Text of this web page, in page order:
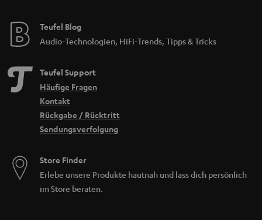
Teufel Blog
Audio-Technologien, HiFi-Trends, Tipps & Tricks
Teufel Support
Häufige Fragen
Kontakt
Rückgabe / Rücktritt
Sendungsverfolgung
Store Finder
Erlebe unsere Produkte hautnah und lass dich persönlich
im Store beraten.